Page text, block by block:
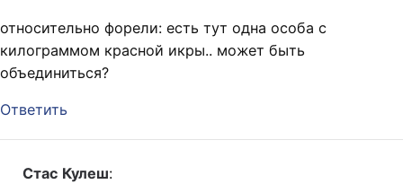
относительно форели: есть тут одна особа с
килограммом красной икры.. может быть
объединиться?
Ответить
Стас Кулеш: